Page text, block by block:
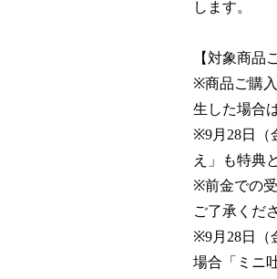
します。
【対象商品
※商品ご購
生した場合
※9月28日（
え」も特典
※前金での
ご了承くだ
※9月28日（
場合「ミニ